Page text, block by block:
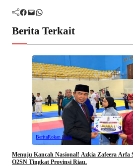
Facebook Mail WhatsApp
Berita Terkait
BeritaRokan Hulu
Menuju Kancah Nasional! Azkia Zafeera Arfa
O2SN Tingkat Provinsi Riau.